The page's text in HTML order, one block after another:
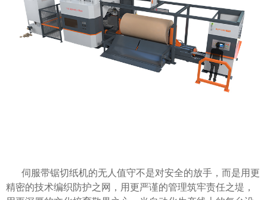
伺服带锯切纸机的无人值守不是对安全的放手，而是用更
精密的技术编织防护之网，用更严谨的管理筑牢责任之堤，